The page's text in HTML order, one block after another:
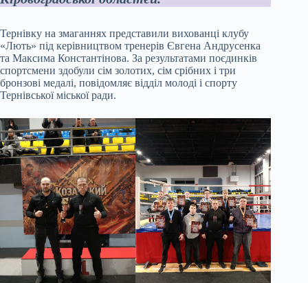
Тернівку на змаганнях представили вихованці клубу
«Лють» під керівництвом тренерів Євгена Андрусенка
та Максима Константінова. За результатами поєдинків
спортсмени здобули сім золотих, сім срібних і три
бронзові медалі, повідомляє відділ молоді і спорту
Тернівської міської ради.